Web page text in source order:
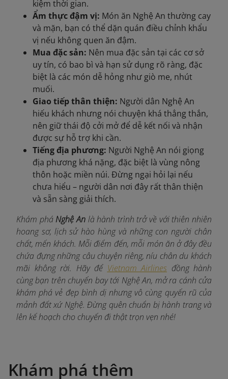
kiệm thời gian.
Ẩm thực đậm vị: Món ăn Nghệ An thường cay
và mặn, bạn có thể dặn quán điều chỉnh khẩu
vị nếu không quen ăn đậm.
Mua đặc sản: Nên mua đặc sản tại các cơ sở
uy tín, có bao bì và hạn sử dụng rõ ràng, đặc
biệt là các món dễ hỏng như giò me, nhút
muối.
Giao tiếp thân thiện: Người dân Nghệ An
hiếu khách nhưng nói chuyện khá thẳng thắn,
nên giữ thái độ cởi mở để dễ kết nối và nhận
được sự hỗ trợ khi cần.
Tiếng địa phương: Người Nghệ An nói giọng
địa phương khá nặng, đặc biệt là vùng nông
thôn hoặc miền núi. Đừng ngại hỏi lại nếu
chưa hiểu – người dân nơi đây rất thân thiện
và sẵn sàng giải thích.
Khám pháNghệ Anlà hành trình trở về với thiên nhiên
hoang sơ, lịch sử hào hùng và những con người chân
chất, mến khách. Mỗi điểm đến, mỗi món ăn ở đây đều
chứa đựng những câu chuyện riêng, níu chân du khách
mãi không rời. Hãy để Vietnam Airlines đồng hành
cùng bạn trên chuyến bay tới Nghệ An, mở ra cánh cửa
khám phá vẻ đẹp bình dị nhưng vô cùng quyến rũ của
mảnh đất xứ Nghệ. Đừng quên chuẩn bị hành trang và
lên kế hoạch cho chuyến đi thật trọn vẹn nhé!
Khám phá thêm